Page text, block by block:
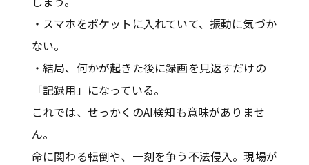
・スマホをポケットに入れていて、振動に気づか
ない。
・結局、何かが起きた後に録画を見返すだけの
「記録用」になっている。
これでは、せっかくのAI検知も意味がありませ
ん。
命に関わる転倒や、一刻を争う不法侵入。現場が